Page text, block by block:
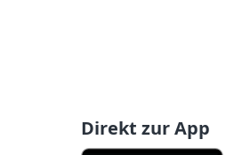
Direkt zur App